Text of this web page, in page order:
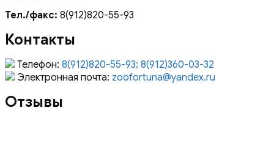
Тел./факс: 8(912)820-55-93
Контакты
Телефон: 8(912)820-55-93; 8(912)360-03-32
Электронная почта: zoofortuna@yandex.ru
Отзывы